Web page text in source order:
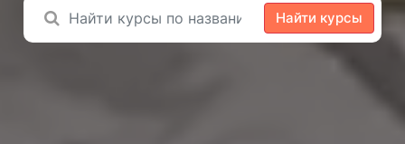
Найти курсы